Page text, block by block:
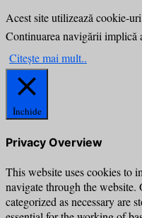
Acest site utilizează cookie-
Continuarea navigării implică
Citește mai mult..
Închide
Privacy Overview
This website uses cookies to
navigate through the website.
categorized as necessary are